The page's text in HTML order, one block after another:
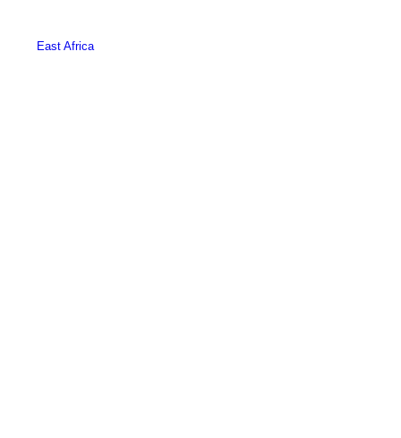
East Africa